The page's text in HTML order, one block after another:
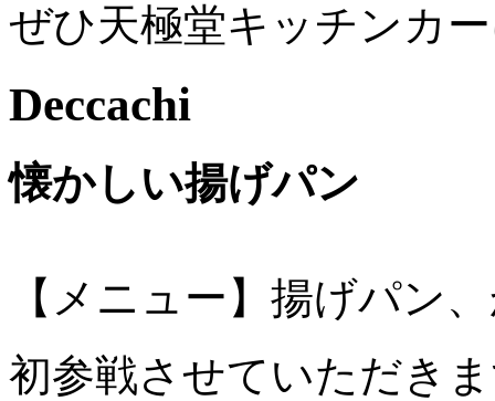
ぜひ天極堂キッチンカ
Deccachi
懐かしい揚げパン
【メニュー】揚げパン
初参戦させていただき